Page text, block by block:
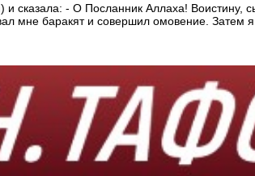
сказала: - О Посланник Аллаха! Воистину,
мне баракят и совершил омовение. Затем